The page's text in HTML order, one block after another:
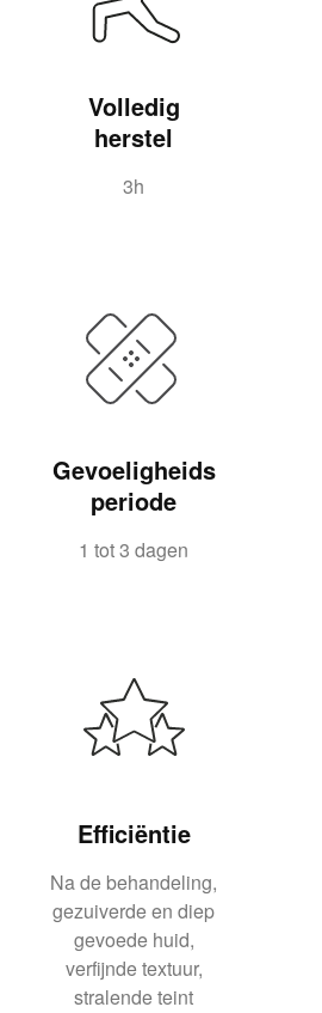
Volledig
herstel
3h
Gevoeligheids
periode
1 tot 3 dagen
Efficiëntie
Na de behandeling,
gezuiverde en diep
gevoede huid,
verfijnde textuur,
stralende teint